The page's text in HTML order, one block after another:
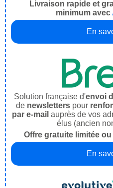
Livraison rapide et
minimum avec
En
Solution française d'envoi
de newsletters pour
par e-mail auprès de vos
élus (ancien
Offre gratuite limitée
En